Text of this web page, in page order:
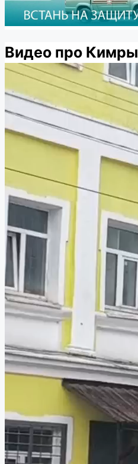
Видео про Кимры